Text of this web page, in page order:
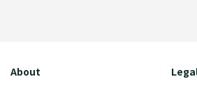
About